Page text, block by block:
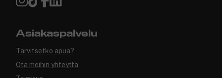
Asiakaspalvelu
Tarvitsetko apua?
Ota meihin yhteyttä